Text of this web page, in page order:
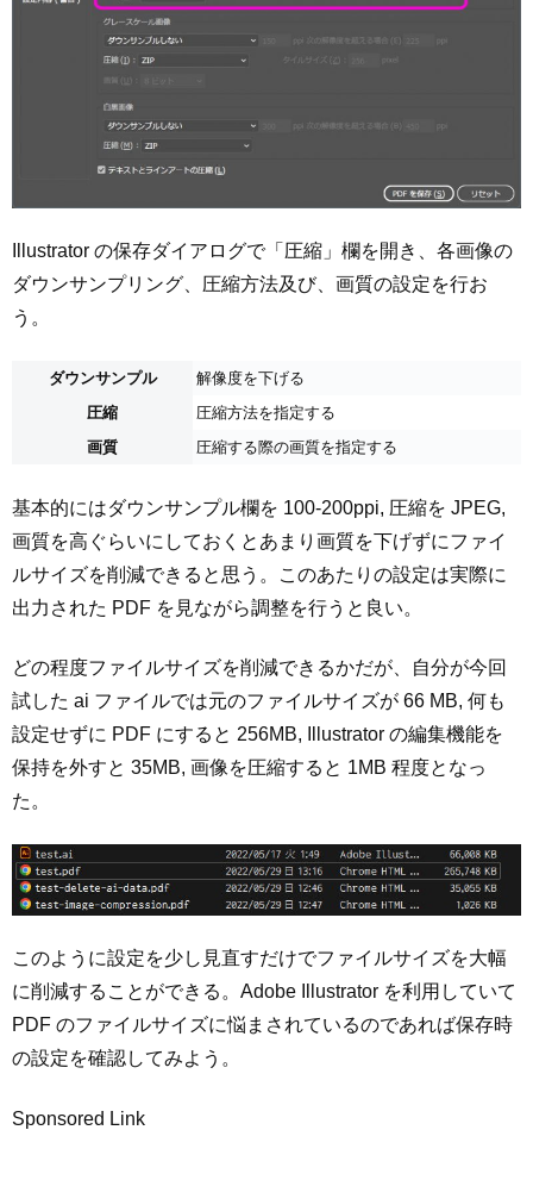
Illustrator の保存ダイアログで「圧縮」欄を開き、各画像の
ダウンサンプリング、圧縮方法及び、画質の設定を行お
う。
ダウンサンプル
解像度を下げる
圧縮
圧縮方法を指定する
画質
圧縮する際の画質を指定する
基本的にはダウンサンプル欄を 100-200ppi, 圧縮を JPEG,
画質を高ぐらいにしておくとあまり画質を下げずにファイ
ルサイズを削減できると思う。このあたりの設定は実際に
出力された PDF を見ながら調整を行うと良い。
どの程度ファイルサイズを削減できるかだが、自分が今回
試した ai ファイルでは元のファイルサイズが 66 MB, 何も
設定せずに PDF にすると 256MB, Illustrator の編集機能を
保持を外すと 35MB, 画像を圧縮すると 1MB 程度となっ
た。
このように設定を少し見直すだけでファイルサイズを大幅
に削減することができる。Adobe Illustrator を利用していて
PDF のファイルサイズに悩まされているのであれば保存時
の設定を確認してみよう。
Sponsored Link